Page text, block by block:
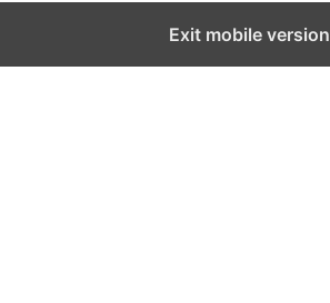
Exit mobile version